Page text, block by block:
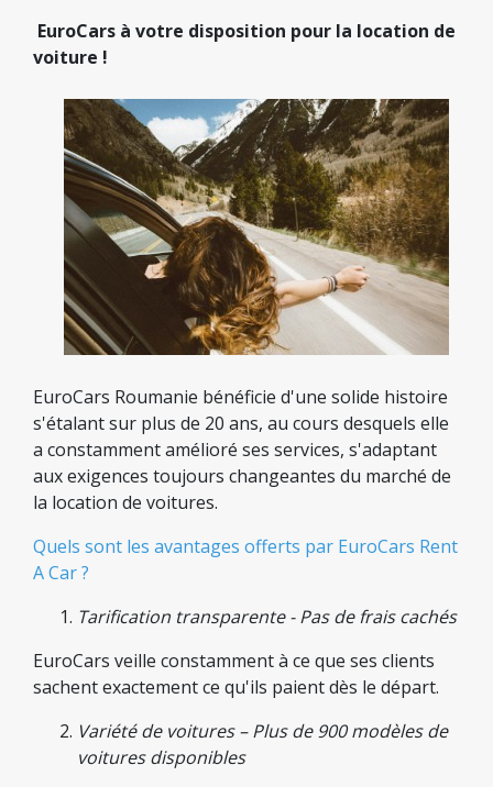
EuroCars à votre disposition pour la location de
voiture !
EuroCars Roumanie bénéficie d'une solide histoire
s'étalant sur plus de 20 ans, au cours desquels elle
a constamment amélioré ses services, s'adaptant
aux exigences toujours changeantes du marché de
la location de voitures.
Quels sont les avantages offerts par EuroCars Rent
A Car ?
Tarification transparente - Pas de frais cachés
EuroCars veille constamment à ce que ses clients
sachent exactement ce qu'ils paient dès le départ.
Variété de voitures – Plus de 900 modèles de
voitures disponibles